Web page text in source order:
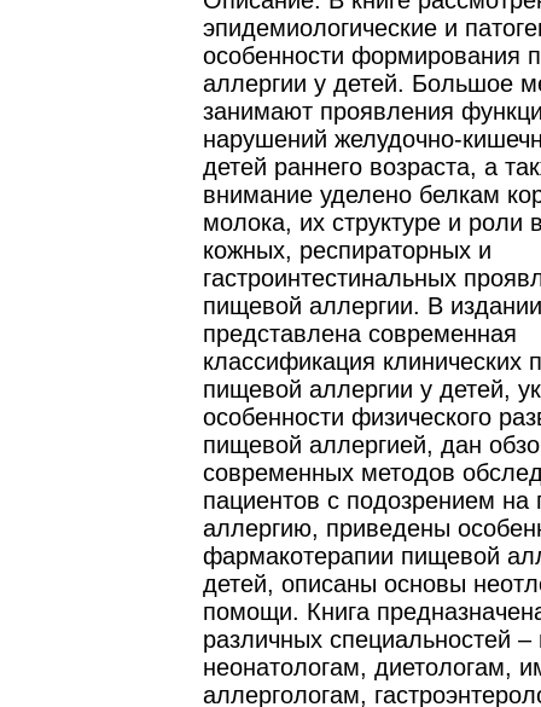
эпидемиологические и
особенности формирования
аллергии у детей. Большое
занимают проявления
нарушений желудочно-
детей раннего возраста, а
внимание уделено белкам
молока, их структуре и роли
кожных, респираторных и
гастроинтестинальных
пищевой аллергии. В издании
представлена современная
классификация клинических
пищевой аллергии у детей,
особенности физического
пищевой аллергией, дан
современных методов
пациентов с подозрением
аллергию, приведены
фармакотерапии пищевой
детей, описаны основы
помощи. Книга
различных специальностей
неонатологам, диетологам,
аллергологам,